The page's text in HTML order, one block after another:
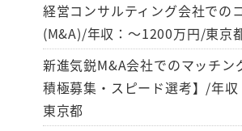
経営コンサルティング会社での
(M&A)/年収：～1200万円/東京
新進気鋭M&A会社でのマッチン
積極募集・スピード選考】/年
東京都